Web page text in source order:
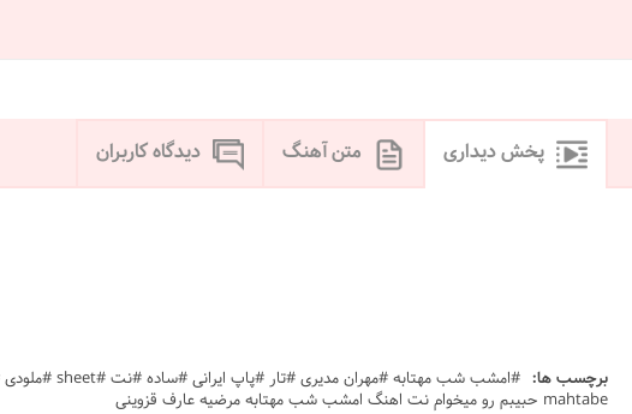
پخش دیداری متن آهنگ دیدگاه کاربران
برچسب ها:
mahtabe حبیبم رو میخوام نت اهنگ امشب شب مهتابه مرضیه عارف قزوینی